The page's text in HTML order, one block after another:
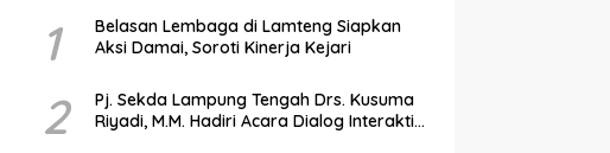
1
Belasan Lembaga di Lamteng Siapkan
Aksi Damai, Soroti Kinerja Kejari
2
Pj. Sekda Lampung Tengah Drs. Kusuma
Riyadi, M.M. Hadiri Acara Dialog Interaktif